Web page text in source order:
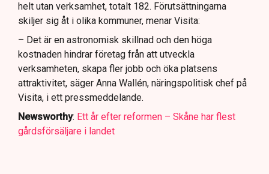
helt utan verksamhet, totalt 182. Förutsättningarna
skiljer sig åt i olika kommuner, menar Visita:
– Det är en astronomisk skillnad och den höga
kostnaden hindrar företag från att utveckla
verksamheten, skapa fler jobb och öka platsens
attraktivitet, säger Anna Wallén, näringspolitisk chef på
Visita, i ett pressmeddelande.
Newsworthy: Ett år efter reformen – Skåne har flest
gårdsförsäljare i landet